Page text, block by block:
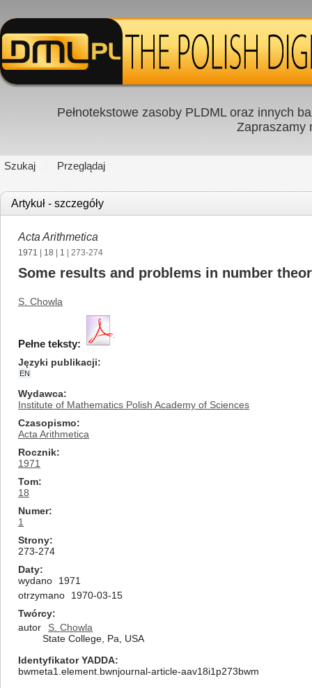
Pełnotekstowe zasoby PLDML oraz innych
Zapraszamy
Szukaj Przeglądaj
Artykuł - szczegóły
Acta Arithmetica
1971 18 1 | 273-274
Some results and problems in number
S. Chowla
Pełne teksty:
Języki publikacji
EN
Wydawca
Institute of Mathematics Polish Academy of Sciences
Czasopismo
Acta Arithmetica
Rocznik
1971
Tom
18
Numer
1
Strony
273-274
Daty
wydano
1971
otrzymano
1970-03-15
Twórcy
autor
S. Chowla
State College, Pa, USA
Identyfikator YADDA
bwmeta1.element.bwnjournal-article-aav18i1p273bwm